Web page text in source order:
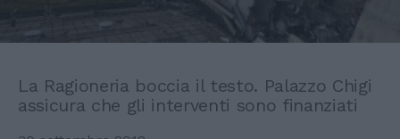
La Ragioneria boccia il testo. Palazzo Chigi
assicura che gli interventi sono finanziati